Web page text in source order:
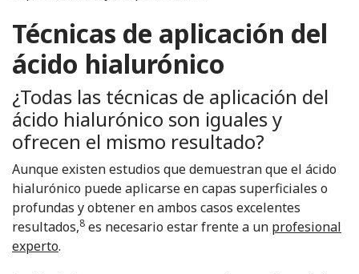
Técnicas de aplicación del
ácido hialurónico
¿Todas las técnicas de aplicación del
ácido hialurónico son iguales y
ofrecen el mismo resultado?
Aunque existen estudios que demuestran que el ácido
hialurónico puede aplicarse en capas superficiales o
profundas y obtener en ambos casos excelentes
resultados,8 es necesario estar frente a un profesional
experto.